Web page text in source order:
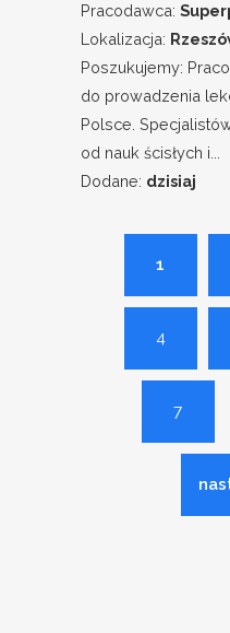
Pracodawca:
Lokalizacja:
Poszukujemy:
do prowadzenia
Polsce.
od nauk ścisłych i...
Dodane: dzisiaj
1
4
7